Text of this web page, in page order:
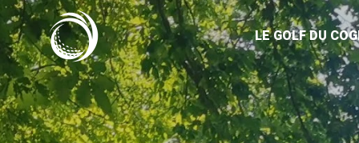
LE GOLF DU
Cookies management panel